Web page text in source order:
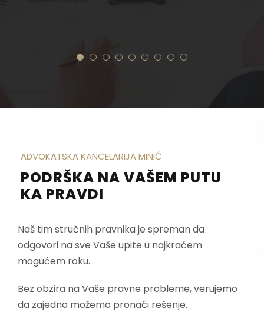
ADVOKATSKA KANCELARIJA MINIĆ
PODRŠKA NA VAŠEM PUTU
KA PRAVDI
Naš tim stručnih pravnika je spreman da
odgovori na sve Vaše upite u najkraćem
mogućem roku.
Bez obzira na Vaše pravne probleme, verujemo
da zajedno možemo pronaći rešenje.